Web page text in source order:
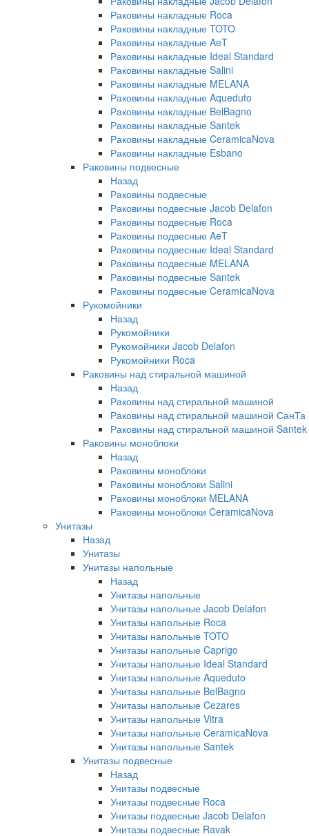
Раковины накладные Roca
Раковины накладные TOTO
Раковины накладные AeT
Раковины накладные Ideal Standard
Раковины накладные Salini
Раковины накладные MELANA
Раковины накладные Aqueduto
Раковины накладные BelBagno
Раковины накладные Santek
Раковины накладные CeramicaNova
Раковины накладные Esbano
Раковины подвесные
Назад
Раковины подвесные
Раковины подвесные Jacob Delafon
Раковины подвесные Roca
Раковины подвесные AeT
Раковины подвесные Ideal Standard
Раковины подвесные MELANA
Раковины подвесные Santek
Раковины подвесные CeramicaNova
Рукомойники
Назад
Рукомойники
Рукомойники Jacob Delafon
Рукомойники Roca
Раковины над стиральной машиной
Назад
Раковины над стиральной машиной
Раковины над стиральной машиной СанТа
Раковины над стиральной машиной Santek
Раковины моноблоки
Назад
Раковины моноблоки
Раковины моноблоки Salini
Раковины моноблоки MELANA
Раковины моноблоки CeramicaNova
Унитазы
Назад
Унитазы
Унитазы напольные
Назад
Унитазы напольные
Унитазы напольные Jacob Delafon
Унитазы напольные Roca
Унитазы напольные TOTO
Унитазы напольные Caprigo
Унитазы напольные Ideal Standard
Унитазы напольные Aqueduto
Унитазы напольные BelBagno
Унитазы напольные Cezares
Унитазы напольные Vitra
Унитазы напольные CeramicaNova
Унитазы напольные Santek
Унитазы подвесные
Назад
Унитазы подвесные
Унитазы подвесные Roca
Унитазы подвесные Jacob Delafon
Унитазы подвесные Ravak